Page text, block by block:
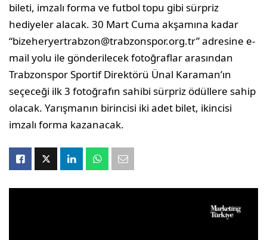
bileti, imzalı forma ve futbol topu gibi sürpriz
hediyeler alacak. 30 Mart Cuma akşamına kadar
“bizeheryertrabzon@trabzonspor.org.tr” adresine e-
mail yolu ile gönderilecek fotoğraflar arasından
Trabzonspor Sportif Direktörü Ünal Karaman’ın
seçeceği ilk 3 fotoğrafın sahibi sürpriz ödüllere sahip
olacak. Yarışmanın birincisi iki adet bilet, ikincisi
imzalı forma kazanacak.